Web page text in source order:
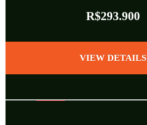
R$293.900
VIEW DETAILS